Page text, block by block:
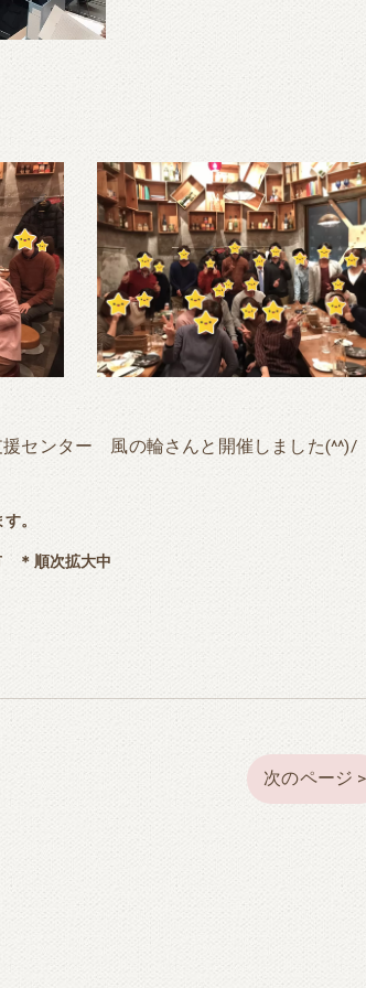
センター 風の輪さんと開催しました(^^)/
。
＊順次拡大中
次のページ >